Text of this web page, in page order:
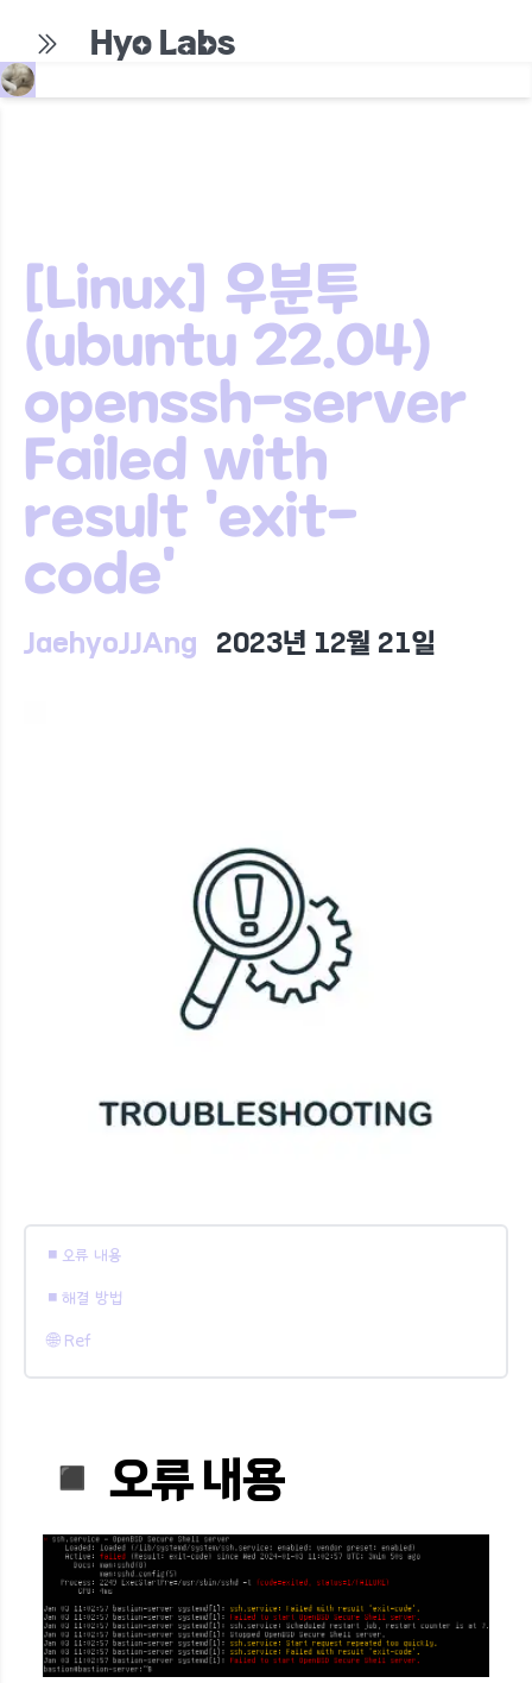
Hyo Labs
[Linux] 우분투
(ubuntu 22.04)
openssh-server
Failed with
result 'exit-
code'
JaehyoJJAng 2023년 12월 21일
◾️ 오류 내용
◾️ 해결 방법
🌐 Ref
◾️ 오류 내용